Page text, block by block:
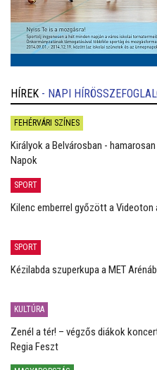
HÍREK - NAPI
FEHÉRVÁRI SZÍNES
Királyok a Belvárosban -
Napok
SPORT
Kilenc emberrel győzött a Videoton
SPORT
Kézilabda szuperkupa a MET
KULTÚRA
Zenél a tér! – végzős diákok
Regia Feszt